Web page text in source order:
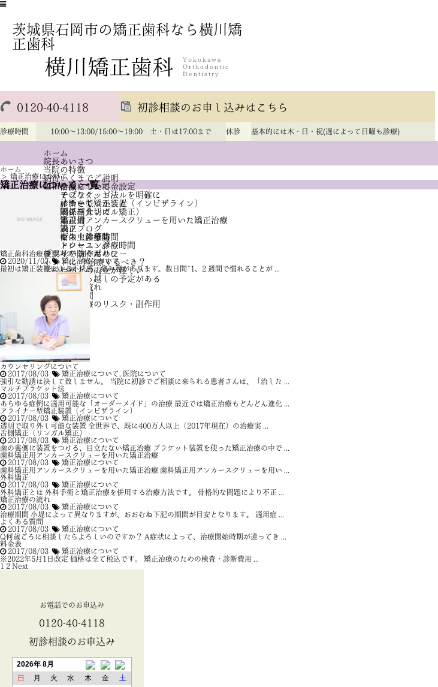
茨城県石岡市の矯正歯科なら横川矯
正歯科
0120-40-4118 初診相談のお申し込みはこちら
診療時間 10:00～13:00/15:00～19:00 土・日は17:00まで 休診 基本的には木・日・祝(週によって日曜も診療)
ホーム
院長あいさつ
当院の特徴
納得いくまでご説明
負担を減らした料金設定
手段ではなく、ゴールを明確に
診査診断をしっかりと
信頼関係を大切に
矯正治療について
マルチブラケット法
アライナー型矯正装置（インビザライン）
舌側矯正（リンガル矯正）
歯科矯正用アンカースクリューを用いた矯正治療
外科矯正
治療中の虫歯予防
舌癖トレーニング
後戻りを防ぐために
ホントに 今治療するべき？
学校や塾との両立が難しい
進学など引っ越しの予定がある
矯正治療の流れ
よくある質問
矯正歯科治療のリスク・副作用
医院について
スタッフ紹介
院内と設備
スタッフブログ
歯科衛生士の募集
交通アクセス・診療時間
プライバシーポリシー
症例集
料金表
アクセス・診療時間
ホーム
> 矯正治療について
矯正治療について 一覧
矯正歯科治療のリスク・副作用
2020/11/07
矯正治療について
最初は矯正装置による不快感、痛み等があります。数日間~1、2 週間で慣れることが ...
カウンセリングについて
2017/08/03
矯正治療について
医院について
強引な勧誘は決して致しません。 当院に初診でご相談に来られる患者さんは、「治した ...
マルチブラケット法
2017/08/03
矯正治療について
あらゆる症例に適用可能な「オーダーメイド」の治療 最近では矯正治療もどんどん進化 ...
アライナー型矯正装置（インビザライン）
2017/08/03
矯正治療について
透明で取り外し可能な装置 全世界で、既に400万人以上（2017年現在）の治療実 ...
舌側矯正（リンガル矯正）
2017/08/03
矯正治療について
歯の裏側に装置をつける、目立たない矯正治療 ブラケット装置を使った矯正治療の中で ...
歯科矯正用アンカースクリューを用いた矯正治療
2017/08/03
矯正治療について
歯科矯正用アンカースクリューを用いた矯正治療 歯科矯正用アンカースクリューを用い ...
外科矯正
2017/08/03
矯正治療について
外科矯正とは 外科手術と矯正治療を併用する治療方法です。 骨格的な問題により不正 ...
矯正治療の流れ
2017/08/03
矯正治療について
治療期間 小堤によって異なりますが、おおむね下記の期間が目安となります。 適用症 ...
よくある質問
2017/08/03
矯正治療について
Q何歳ごろに相談したらよろしいのですか？ A症状によって、治療開始時期が違ってき ...
料金表
2017/08/03
矯正治療について
※2022年5月1日改定 価格は全て税込です。 矯正治療のための検査・診断費用 ...
1 2 Next »
お電話でのお申込み
0120-40-4118
初診相談のお申込み
2026年 8月
日
月 火 水 木 金
土